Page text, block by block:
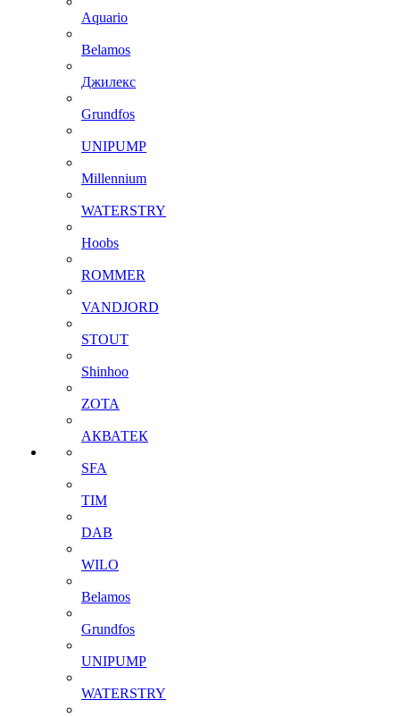
Aquario
Belamos
Джилекс
Grundfos
UNIPUMP
Millennium
WATERSTRY
Hoobs
ROMMER
VANDJORD
STOUT
Shinhoo
ZOTA
АКВАТЕК
SFA
TIM
DAB
WILO
Belamos
Grundfos
UNIPUMP
WATERSTRY